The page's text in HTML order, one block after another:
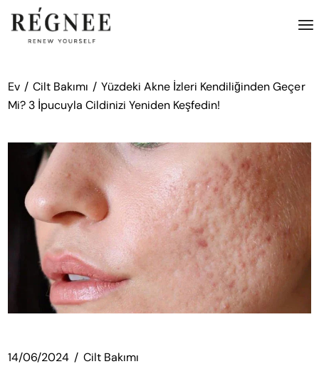
atla
Ev Cilt Bakımı
Yüzdeki Akne İzleri Kendiliğinden Geçer
Mi? 3 İpucuyla Cildinizi Yeniden Keşfedin!
14/06/2024 Cilt Bakımı